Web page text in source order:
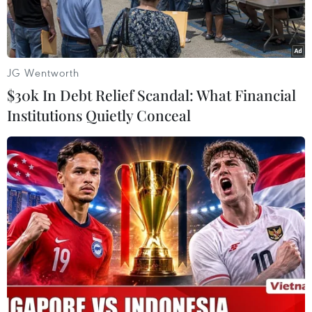
Genk không sử dụng hếtcông suất ở Bỉ và
ngừng sản xuất xe vào cuối năm 2014.
Động thái này sẽ dẫn tới việc 4.300 người bị mất
Ford, dự kiến sẽ thua lỗ 1 tỷ USD trong năm nay
tại thị trường châu Âu,cho biết quyết định trên
nằm trong kế hoạch tái cấu trúc các hoạt động
tại châuÂu sâu rộng của hãng và nhằm giúp giải
quyết các vấn đề về công suất sản xuấtkhi tổng
nhu cầu xe ở Tây Âu giảm 20% kể từ năm 2007.
Trong một tuyên bố, Ford cho biết: “Doanh số xe
mới bán ra tại khu vực nàytrong năm nay đã
đạt mức thấp trong gần 20 năm qua và dự kiến
JG Wentworth
$30k In Debt Relief Scandal: What Financial
Institutions Quietly Conceal